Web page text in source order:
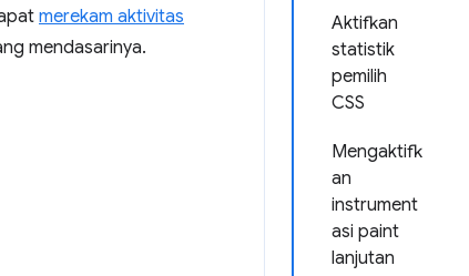
Aktifkan
statistik
pemilih
CSS
Mengaktifk
an
instrument
asi paint
lanjutan
merekam aktivitas
mendasarinya.